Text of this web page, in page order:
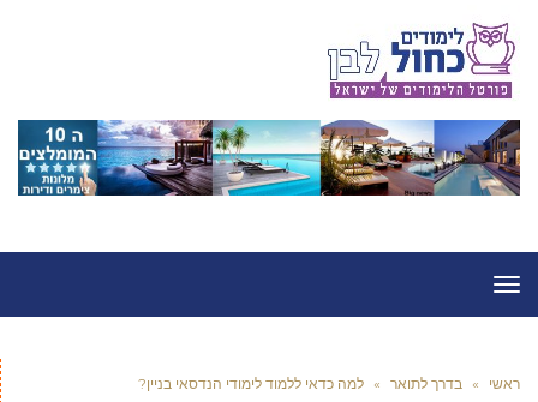
תפריט
ראשי » בדרך לתואר » למה כדאי ללמוד לימודי הנדסאי בניין?